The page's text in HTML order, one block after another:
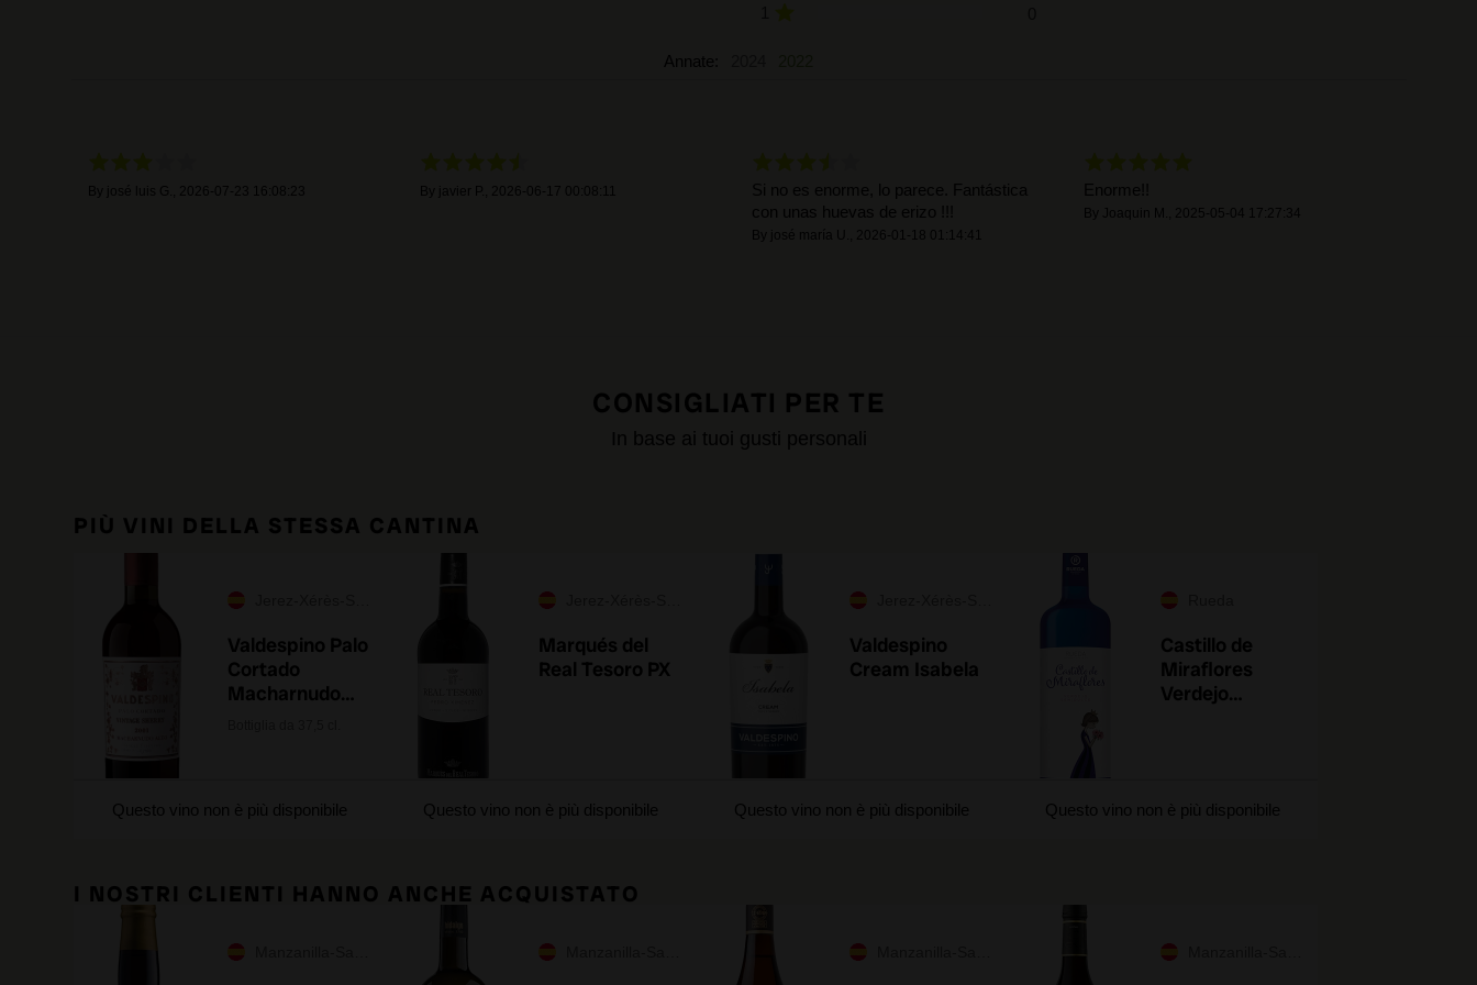
Annate:
josé luis G. 2026-07-23 16:08:23 javier P. 2026-06-17 00:08:11
Si no es enorme, lo parece. Fantástica
con unas huevas de erizo !!!
josé maría U. 2026-01-18 01:14:41
Enorme!!
Joaquin M. 2025-05-04 17:27:34
CONSIGLIATI PER TE
In base ai tuoi gusti personali
PIÙ VINI DELLA STESSA CANTINA
Valdespino Palo
Cortado
Macharnudo
Questo vino non è più disponibile
Marqués del
Real Tesoro PX
Questo vino non è più disponibile
Valdespino
Cream Isabela
Questo vino non è più disponibile
Castillo de
Miraflores
Verdejo
Questo vino non è più disponibile
I NOSTRI CLIENTI HANNO ANCHE ACQUISTATO